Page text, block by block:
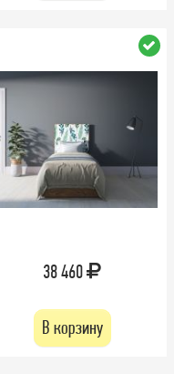
38 460
В корзину